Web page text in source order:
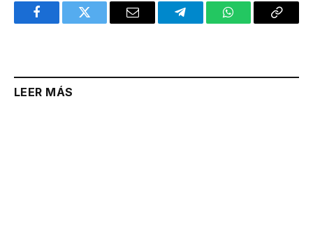
FacebookTwitter Email TelegramWhatsAppCopy
LEER MÁS